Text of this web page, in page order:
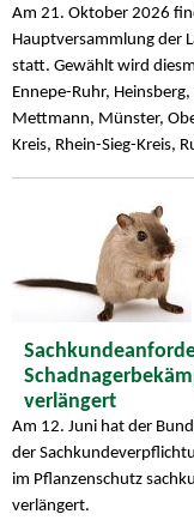
Am 21. Oktober 2026
Hauptversammlung der
statt. Gewählt wird
Ennepe-Ruhr,
Mettmann, Münster,
Kreis, Rhein-Sieg-Kreis,
verlängert
Am 12. Juni hat der
der
im Pflanzenschutz
verlängert.